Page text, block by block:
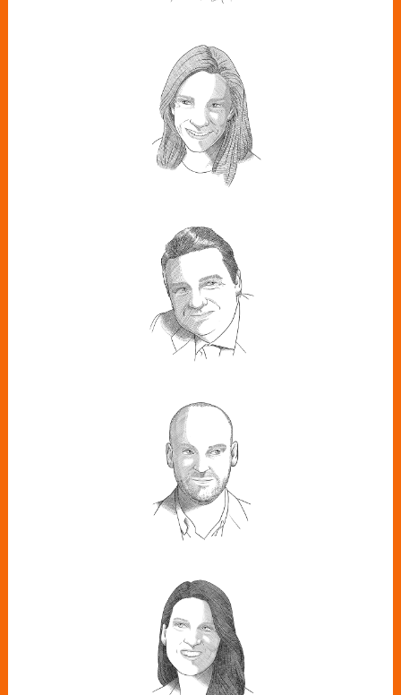
ISABEL GORGOSO
Directora de New Mobility de CEPSA
GERMÁN GRANDA
Director general de Forética
ALBERTO SANZ
Periodista de Vozpópuli
CRISTINA PAMPÍN
Periodista